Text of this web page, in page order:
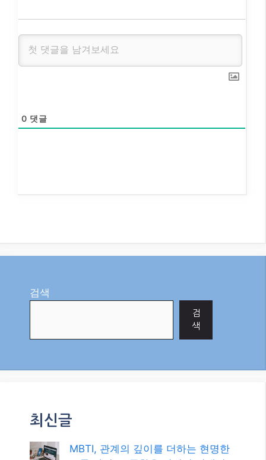
0 댓글
검색
검
색
최신글
MBTI, 관계의 깊이를 더하는 현명한